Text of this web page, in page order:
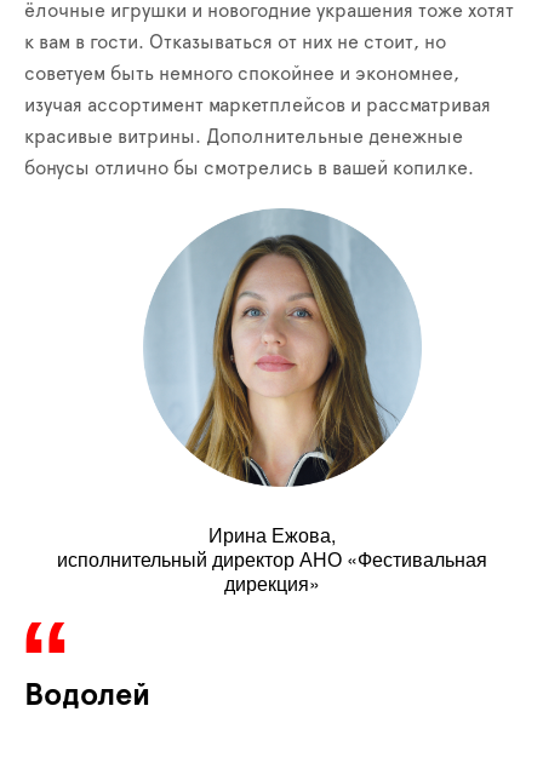
ёлочные игрушки и новогодние украшения тоже хотят
к вам в гости. Отказываться от них не стоит, но
советуем быть немного спокойнее и экономнее,
изучая ассортимент маркетплейсов и рассматривая
красивые витрины. Дополнительные денежные
бонусы отлично бы смотрелись в вашей копилке.
Ирина Ежова,
исполнительный директор АНО «Фестивальная
дирекция»
Водолей